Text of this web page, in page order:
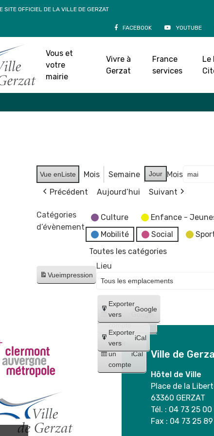
SITE OFFICIEL DE LA VILLE DE GERZAT
FACEBOOK YOUTUBE
Vous et
votre
mairie
Vivre à
Gerzat
France
services
Le
Accueil
Vue enListe Mois Semaine Jour Mois
Précédent
Aujourd’hui Suivant
Catégories
d’évènement
Culture Enfance -
Mobilité
Social
Toutes les catégories
Vueimpression
Créer
un
compte
Google
Créer
un
compte
iCal
Exporter
vers
Google
Exporter
vers
iCal
Lieu
Ville de
Hôtel de Ville
Place de la
63360 GERZAT
Tél. : 04 73 25 00
Fax : 04 73 25